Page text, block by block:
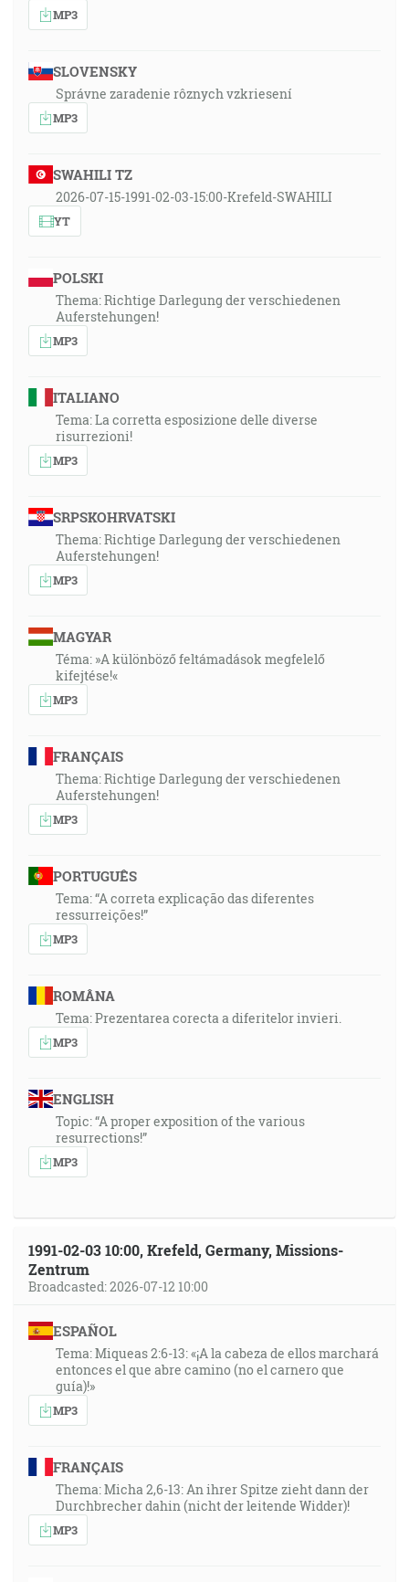
MP3
SLOVENSKY
Správne zaradenie rôznych vzkriesení
MP3
SWAHILI TZ
2026-07-15-1991-02-03-15:00-Krefeld-SWAHILI
YT
POLSKI
Thema: Richtige Darlegung der verschiedenen
Auferstehungen!
MP3
ITALIANO
Tema: La corretta esposizione delle diverse
risurrezioni!
MP3
SRPSKOHRVATSKI
Thema: Richtige Darlegung der verschiedenen
Auferstehungen!
MP3
MAGYAR
Téma: »A különböző feltámadások megfelelő
kifejtése!«
MP3
FRANÇAIS
Thema: Richtige Darlegung der verschiedenen
Auferstehungen!
MP3
PORTUGUÊS
Tema: “A correta explicação das diferentes
ressurreições!”
MP3
ROMÂNA
Tema: Prezentarea corecta a diferitelor invieri.
MP3
ENGLISH
Topic: “A proper exposition of the various
resurrections!”
MP3
1991-02-03 10:00, Krefeld, Germany, Missions-
Zentrum
Broadcasted: 2026-07-12 10:00
ESPAÑOL
Tema: Miqueas 2:6-13: «¡A la cabeza de ellos marchará
entonces el que abre camino (no el carnero que
guía)!»
MP3
FRANÇAIS
Thema: Micha 2,6-13: An ihrer Spitze zieht dann der
Durchbrecher dahin (nicht der leitende Widder)!
MP3